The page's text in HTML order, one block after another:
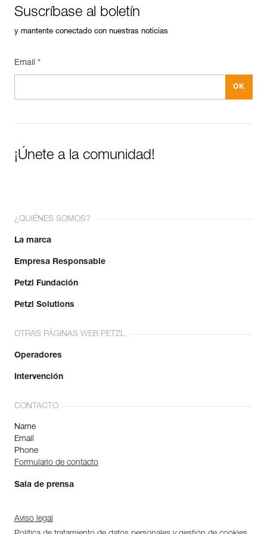
Suscríbase al boletín
y mantente conectado con nuestras noticias
Email *
¡Únete a la comunidad!
¿QUIÉNES SOMOS?
La marca
Empresa Responsable
Petzl Fundación
Petzl Solutions
OTRAS PÁGINAS WEB PETZL
Operadores
Intervención
CONTACTO
Name
Email
Phone
Formulario de contacto
Sala de prensa
Aviso legal